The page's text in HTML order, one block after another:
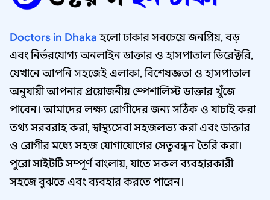
Doctors in Dhakaহলো ঢাকার সবচেয়ে জনপ্রিয়, বড়
এবং নির্ভরযোগ্য অনলাইন ডাক্তার ও হাসপাতাল ডিরেক্টরি,
যেখানে আপনি সহজেই এলাকা, বিশেষজ্ঞতা ও হাসপাতাল
অনুযায়ী আপনার প্রয়োজনীয় স্পেশালিস্ট ডাক্তার খুঁজে
পাবেন। আমাদের লক্ষ্য রোগীদের জন্য সঠিক ও যাচাই করা
তথ্য সরবরাহ করা, স্বাস্থ্যসেবা সহজলভ্য করা এবং ডাক্তার
ও রোগীর মধ্যে সহজ যোগাযোগের সেতুবন্ধন তৈরি করা।
পুরো সাইটটি সম্পূর্ণ বাংলায়, যাতে সকল ব্যবহারকারী
সহজে বুঝতে এবং ব্যবহার করতে পারেন।